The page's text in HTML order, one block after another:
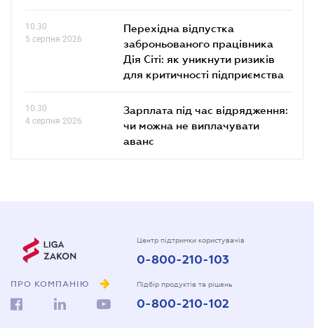
10.30
5 серпня 2026
Перехідна відпустка
заброньованого працівника
Дія Сіті: як уникнути ризиків
для критичності підприємства
10.30
4 серпня 2026
Зарплата під час відрядження:
чи можна не виплачувати
аванс
ПРО КОМПАНІЮ
Центр підтримки користувачів
0-800-210-103
Підбір продуктів та рішень
0-800-210-102